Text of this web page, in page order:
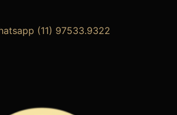
(11) 97533.9322